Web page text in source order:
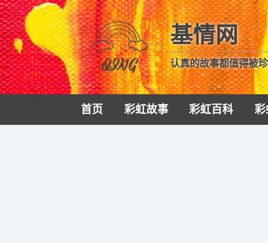
基情网
认真的故事都值得被
首页 彩虹故事 彩虹百科 彩